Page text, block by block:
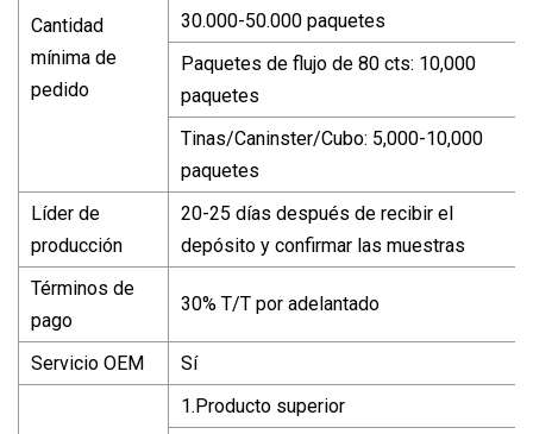
Cantidad
mínima de
pedido
30.000-50.000 paquetes
Paquetes de flujo de 80 cts: 10,000
paquetes
Tinas/Caninster/Cubo: 5,000-10,000
paquetes
Líder de
producción
20-25 días después de recibir el
depósito y confirmar las muestras
Términos de
pago
30% T/T por adelantado
Servicio OEM Sí
1.Producto superior